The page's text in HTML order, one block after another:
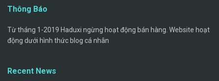
Thông Báo
Từ tháng 1-2019 Haduxi ngừng hoạt động bán hàng. Website hoạt
động dưới hình thức blog cá nhân
Recent News